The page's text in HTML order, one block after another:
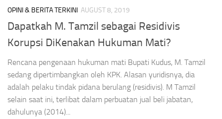
OPINI & BERITA TERKINI AUGUST 8, 2019
Dapatkah M. Tamzil sebagai Residivis
Korupsi DiKenakan Hukuman Mati?
Rencana pengenaan hukuman mati Bupati Kudus, M. Tamzil
sedang dipertimbangkan oleh KPK. Alasan yuridisnya, dia
adalah pelaku tindak pidana berulang (residivis). M Tamzil
selain saat ini, terlibat dalam perbuatan jual beli jabatan,
dahulunya (2014)...